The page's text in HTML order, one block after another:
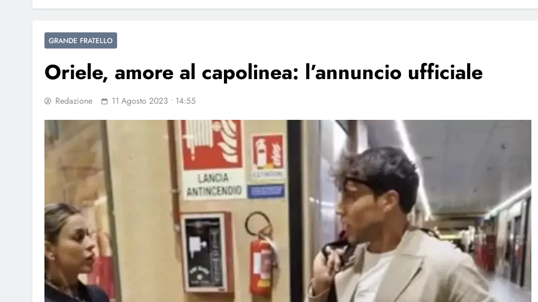
GRANDE FRATELLO
Oriele, amore al capolinea: l’annuncio ufficiale
Redazione 11 Agosto 2023 • 14:55